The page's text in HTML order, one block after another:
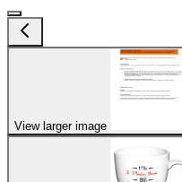
View larger image